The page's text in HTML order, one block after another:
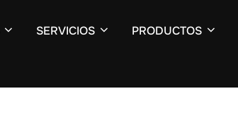
SERVICIOS PRODUCTOS